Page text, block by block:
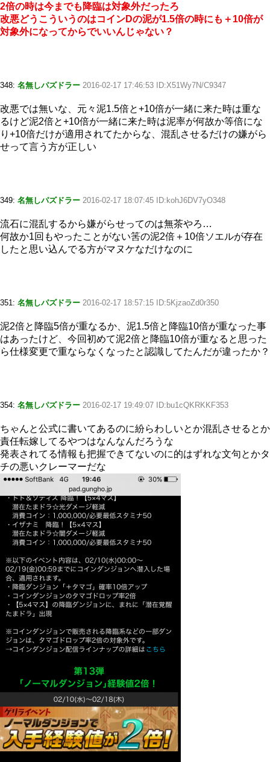
2倍の時は今までも降臨は対象外だったろ
改悪どうこういうのはコインDの泥が1.5倍の時にも＋10倍が
対象外になってからでいいんじゃない？
348: 名無しパズドラー 2016-02-17 17:46:53 ID:X51Wy7N/C9347
改悪では無いな、元々泥1.5倍と+10倍が一緒に来た時は重な
るけど泥2倍と+10倍が一緒に来た時は泥率が何故か等倍にな
り+10倍だけが適用されてたからな、混乱させるだけの嫌がら
せって言う方が正しい
349: 名無しパズドラー 2016-02-17 18:07:45 ID:kohJ6DV7yO348
流石に混乱するから嫌がらせってのは無茶やろ…
何故か1回もやったことがない筈の泥2倍＋10倍ソエルが存在
したと思い込んでる方がマヌケなだけなのに
351: 名無しパズドラー 2016-02-17 18:57:15 ID:5KjzaoZd0r350
泥2倍と降臨5倍が重なるか、泥1.5倍と降臨10倍が重なった事
はあったけど、今回初めて泥2倍と降臨10倍が重なると思った
ら仕様変更で重ならなくなったと認識してたんだが違ったか？
354: 名無しパズドラー 2016-02-17 19:49:07 ID:bu1cQKRKKF353
ちゃんと公式に書いてあるのに紛らわしいとか混乱させるとか
責任転嫁してるやつはなんなんだろうな
発表されてる情報も把握できてないのに的はずれな文句とかタ
チの悪いクレーマーだな